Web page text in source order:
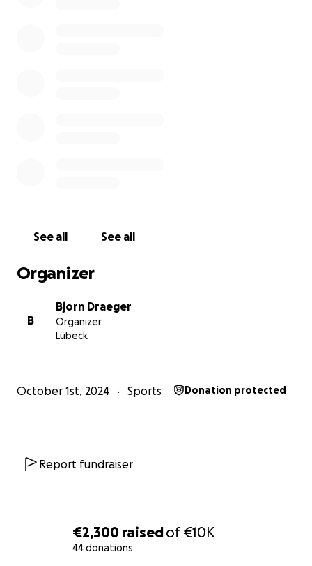
€2,300 raisedof€10K
44 donations
See all See all
Organizer
B
Bjorn Draeger
Organizer
Lübeck
October 1st, 2024 Sports Donation protected
Report fundraiser